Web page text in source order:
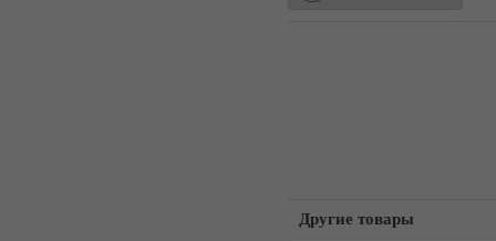
Другие товары